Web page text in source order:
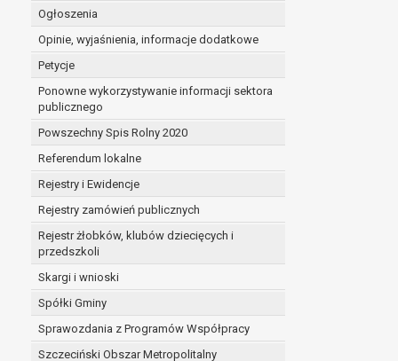
Ogłoszenia
Opinie, wyjaśnienia, informacje dodatkowe
Petycje
Ponowne wykorzystywanie informacji sektora
publicznego
Powszechny Spis Rolny 2020
Referendum lokalne
Rejestry i Ewidencje
Rejestry zamówień publicznych
Rejestr żłobków, klubów dziecięcych i
przedszkoli
Skargi i wnioski
Spółki Gminy
Sprawozdania z Programów Współpracy
Szczeciński Obszar Metropolitalny